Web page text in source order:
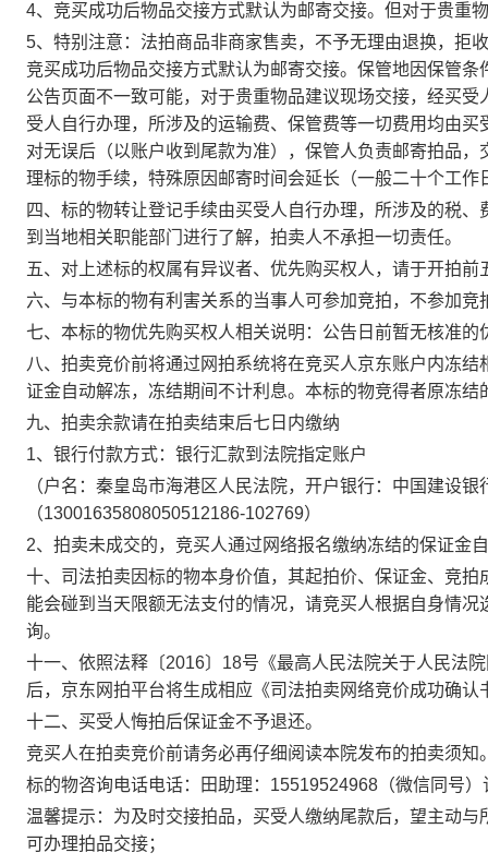
4、竞买成功后物品交接方式默认为邮寄交接。但对于贵重
5、特别注意：法拍商品非商家售卖，不予无理由退换，拒
竞买成功后物品交接方式默认为邮寄交接。保管地因保管
公告页面不一致可能，对于贵重物品建议现场交接，经买
受人自行办理，所涉及的运输费、保管费等一切费用均由
对无误后（以账户收到尾款为准），保管人负责邮寄拍品
理标的物手续，特殊原因邮寄时间会延长（一般二十个工作
四、标的物转让登记手续由买受人自行办理，所涉及的税
到当地相关职能部门进行了解，拍卖人不承担一切责任。
五、对上述标的权属有异议者、优先购买权人，请于开拍前
六、与本标的物有利害关系的当事人可参加竞拍，不参加
七、本标的物优先购买权人相关说明：公告日前暂无核准的
八、拍卖竞价前将通过网拍系统将在竞买人京东账户内冻
证金自动解冻，冻结期间不计利息。本标的物竞得者原冻
九、拍卖余款请在拍卖结束后七日内缴纳
1、银行付款方式：银行汇款到法院指定账户
（户名： 秦皇岛市海港区人民法院，开户银行： 中国建设银
（13001635808050512186-102769）
2、拍卖未成交的，竞买人通过网络报名缴纳冻结的保证金
十、司法拍卖因标的物本身价值，其起拍价、保证金、竞
能会碰到当天限额无法支付的情况，请竞买人根据自身情
询。
十一、依照法释〔2016〕 18号《最高人民法院关于人民法
后，京东网拍平台将生成相应《司法拍卖网络竞价成功确
十二、买受人悔拍后保证金不予退还。
竞买人在拍卖竞价前请务必再仔细阅读本院发布的拍卖须知
标的物咨询电话电话： 田助理： 15519524968 （微信同号
温馨提示：为及时交接拍品，买受人缴纳尾款后，望主动
可办理拍品交接；